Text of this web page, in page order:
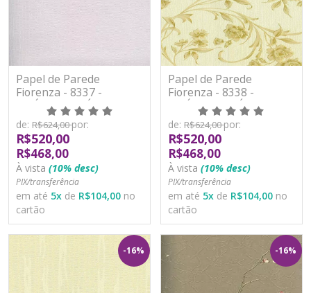
Papel de Parede
Fiorenza - 8337 -
VINÍLICO LAVÁVEL
de: R$624,00por:
R$520,00
R$468,00
À vista (10% desc)
PIX/transferência
em até 5x de R$104,00 no
cartão
Papel de Parede
Fiorenza - 8338 -
VINÍLICO LAVÁVEL
de: R$624,00por:
R$520,00
R$468,00
À vista (10% desc)
PIX/transferência
em até 5x de R$104,00 no
cartão
-16% -16%